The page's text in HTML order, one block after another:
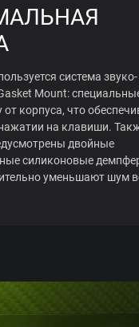
система звуко-
Mount:
корпуса, что
на клавиши.
двойные
силиконовые
уменьшают шум